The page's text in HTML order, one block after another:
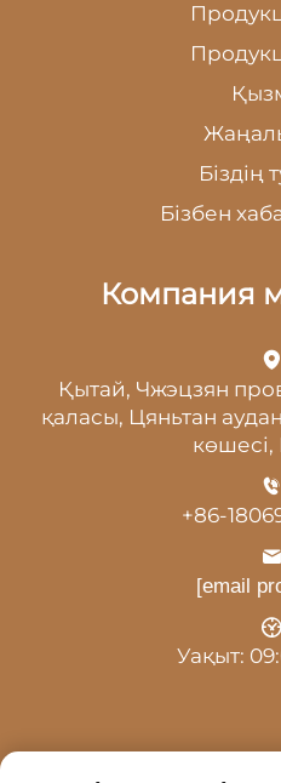
Біздің
Бізбен
Компания
Қытай, Чжэцзян
қаласы, Цяньтан
+86-
[email
Уақыт: